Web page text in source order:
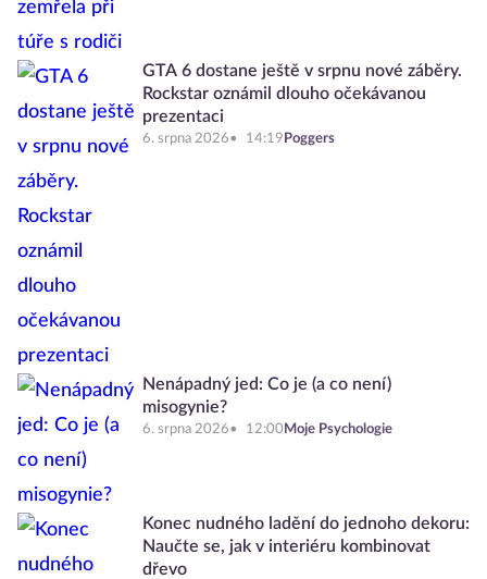
GTA 6 dostane ještě v srpnu nové záběry.
Rockstar oznámil dlouho očekávanou
prezentaci
6. srpna 2026 14:19 Poggers
Nenápadný jed: Co je (a co není)
misogynie?
6. srpna 2026 12:00 Moje Psychologie
Konec nudného ladění do jednoho dekoru:
Naučte se, jak v interiéru kombinovat
dřevo